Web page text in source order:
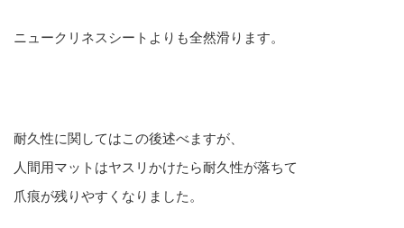
ニュークリネスシートよりも全然滑ります。
耐久性に関してはこの後述べますが、
人間用マットはヤスリかけたら耐久性が落ちて
爪痕が残りやすくなりました。